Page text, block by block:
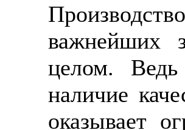
важнейших
целом.
наличие
оказывает